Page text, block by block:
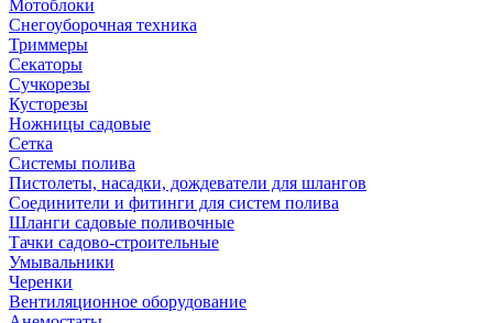
Мотоблоки
Снегоуборочная техника
Триммеры
Секаторы
Сучкорезы
Кусторезы
Ножницы садовые
Сетка
Системы полива
Пистолеты, насадки, дождеватели для шлангов
Соединители и фитинги для систем полива
Шланги садовые поливочные
Тачки садово-строительные
Умывальники
Черенки
Вентиляционное оборудование